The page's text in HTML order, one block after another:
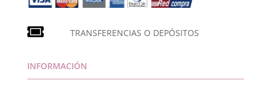
TRANSFERENCIAS O DEPÓSITOS
INFORMACIÓN